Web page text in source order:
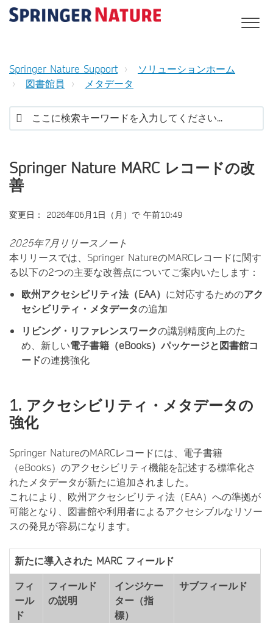
Springer Nature Support
ソリューションホーム
図書館員
メタデータ
Springer Nature MARC レコードの改
善
変更日： 2026年06月1日（月）で 午前10:49
2025年7月リリースノート
本リリースでは、Springer NatureのMARCレコードに関す
る以下の2つの主要な改善点についてご案内いたします：
欧州アクセシビリティ法（EAA） に対応するためのアク
セシビリティ・メタデータの追加
リビング・リファレンスワークの識別精度向上のた
め、新しい電子書籍（eBooks）パッケージと図書館コ
ードの連携強化
1. アクセシビリティ・メタデータの
強化
Springer NatureのMARCレコードには、電子書籍
（eBooks）のアクセシビリティ機能を記述する標準化さ
れたメタデータが新たに追加されました。
これにより、欧州アクセシビリティ法（EAA）への準拠が
可能となり、図書館や利用者によるアクセシブルなリソー
スの発見が容易になります。
新たに導入された MARC フィールド
フィ
ール
ド
フィールド
の説明
インジケー
ター（指
標）
サブフィールド